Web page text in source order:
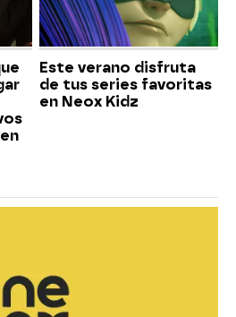
Este verano disfruta
de tus series favoritas
en Neox Kidz